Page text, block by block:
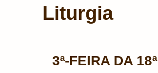
Liturgia
3ª-FEIRA DA